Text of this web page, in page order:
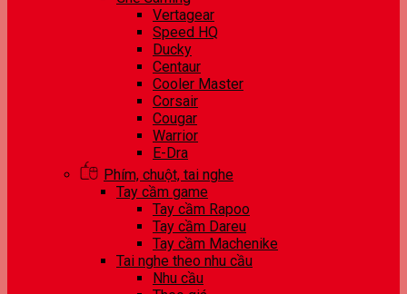
Vertagear
Speed HQ
Ducky
Centaur
Cooler Master
Corsair
Cougar
Warrior
E-Dra
Phím, chuột, tai nghe
Tay cầm game
Tay cầm Rapoo
Tay cầm Dareu
Tay cầm Machenike
Tai nghe theo nhu cầu
Nhu cầu